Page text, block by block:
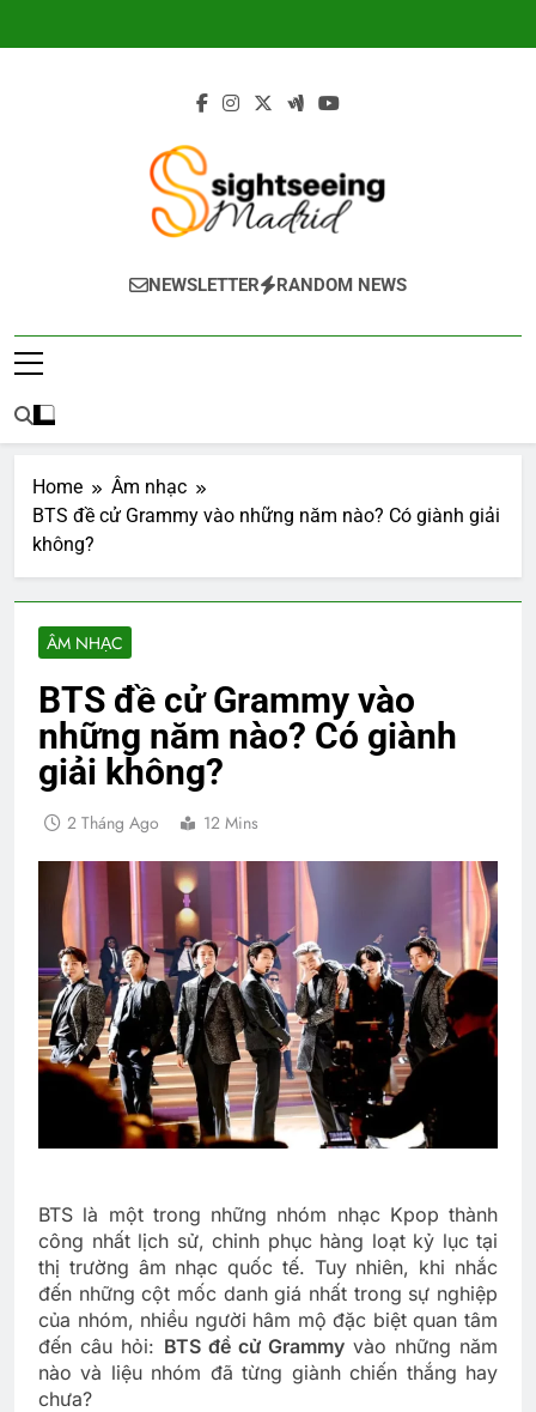
Sightseeing-
NEWSLETTER RANDOM NEWS
Home
Âm nhạc
BTS đề cử Grammy vào những năm nào? Có giành giải
không?
ÂM NHẠC
BTS đề cử Grammy vào
những năm nào? Có giành
giải không?
2 Tháng Ago 12 Mins
BTS là một trong những nhóm nhạc Kpop thành
công nhất lịch sử, chinh phục hàng loạt kỷ lục tại
thị trường âm nhạc quốc tế. Tuy nhiên, khi nhắc
đến những cột mốc danh giá nhất trong sự nghiệp
của nhóm, nhiều người hâm mộ đặc biệt quan tâm
đến câu hỏi: BTS đề cử Grammy vào những năm
nào và liệu nhóm đã từng giành chiến thắng hay
chưa?